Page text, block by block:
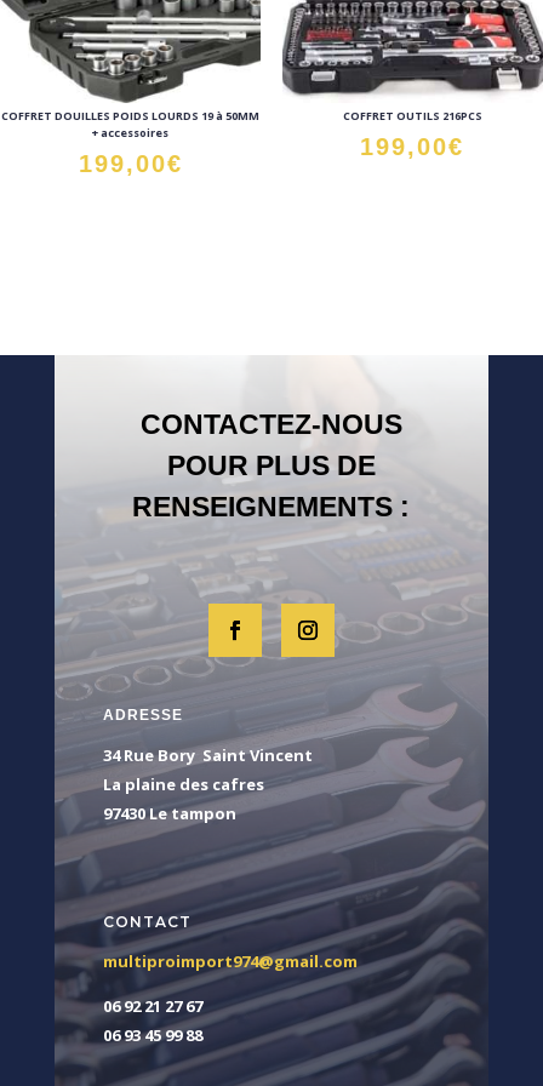
COFFRET DOUILLES POIDS LOURDS 19 à 50MM
+ accessoires
199,00€
COFFRET OUTILS 216PCS
199,00€
CONTACTEZ-NOUS
POUR PLUS DE
RENSEIGNEMENTS :
ADRESSE
34 Rue Bory Saint Vincent
La plaine des cafres
97430 Le tampon
CONTACT
multiproimport974@gmail.com
06 92 21 27 67
06 93 45 99 88